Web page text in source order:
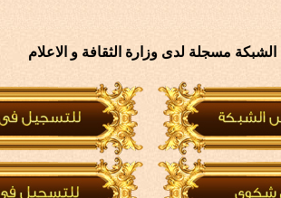
الشبكة مسجلة لدى وزارة الثقافة و الاعلام